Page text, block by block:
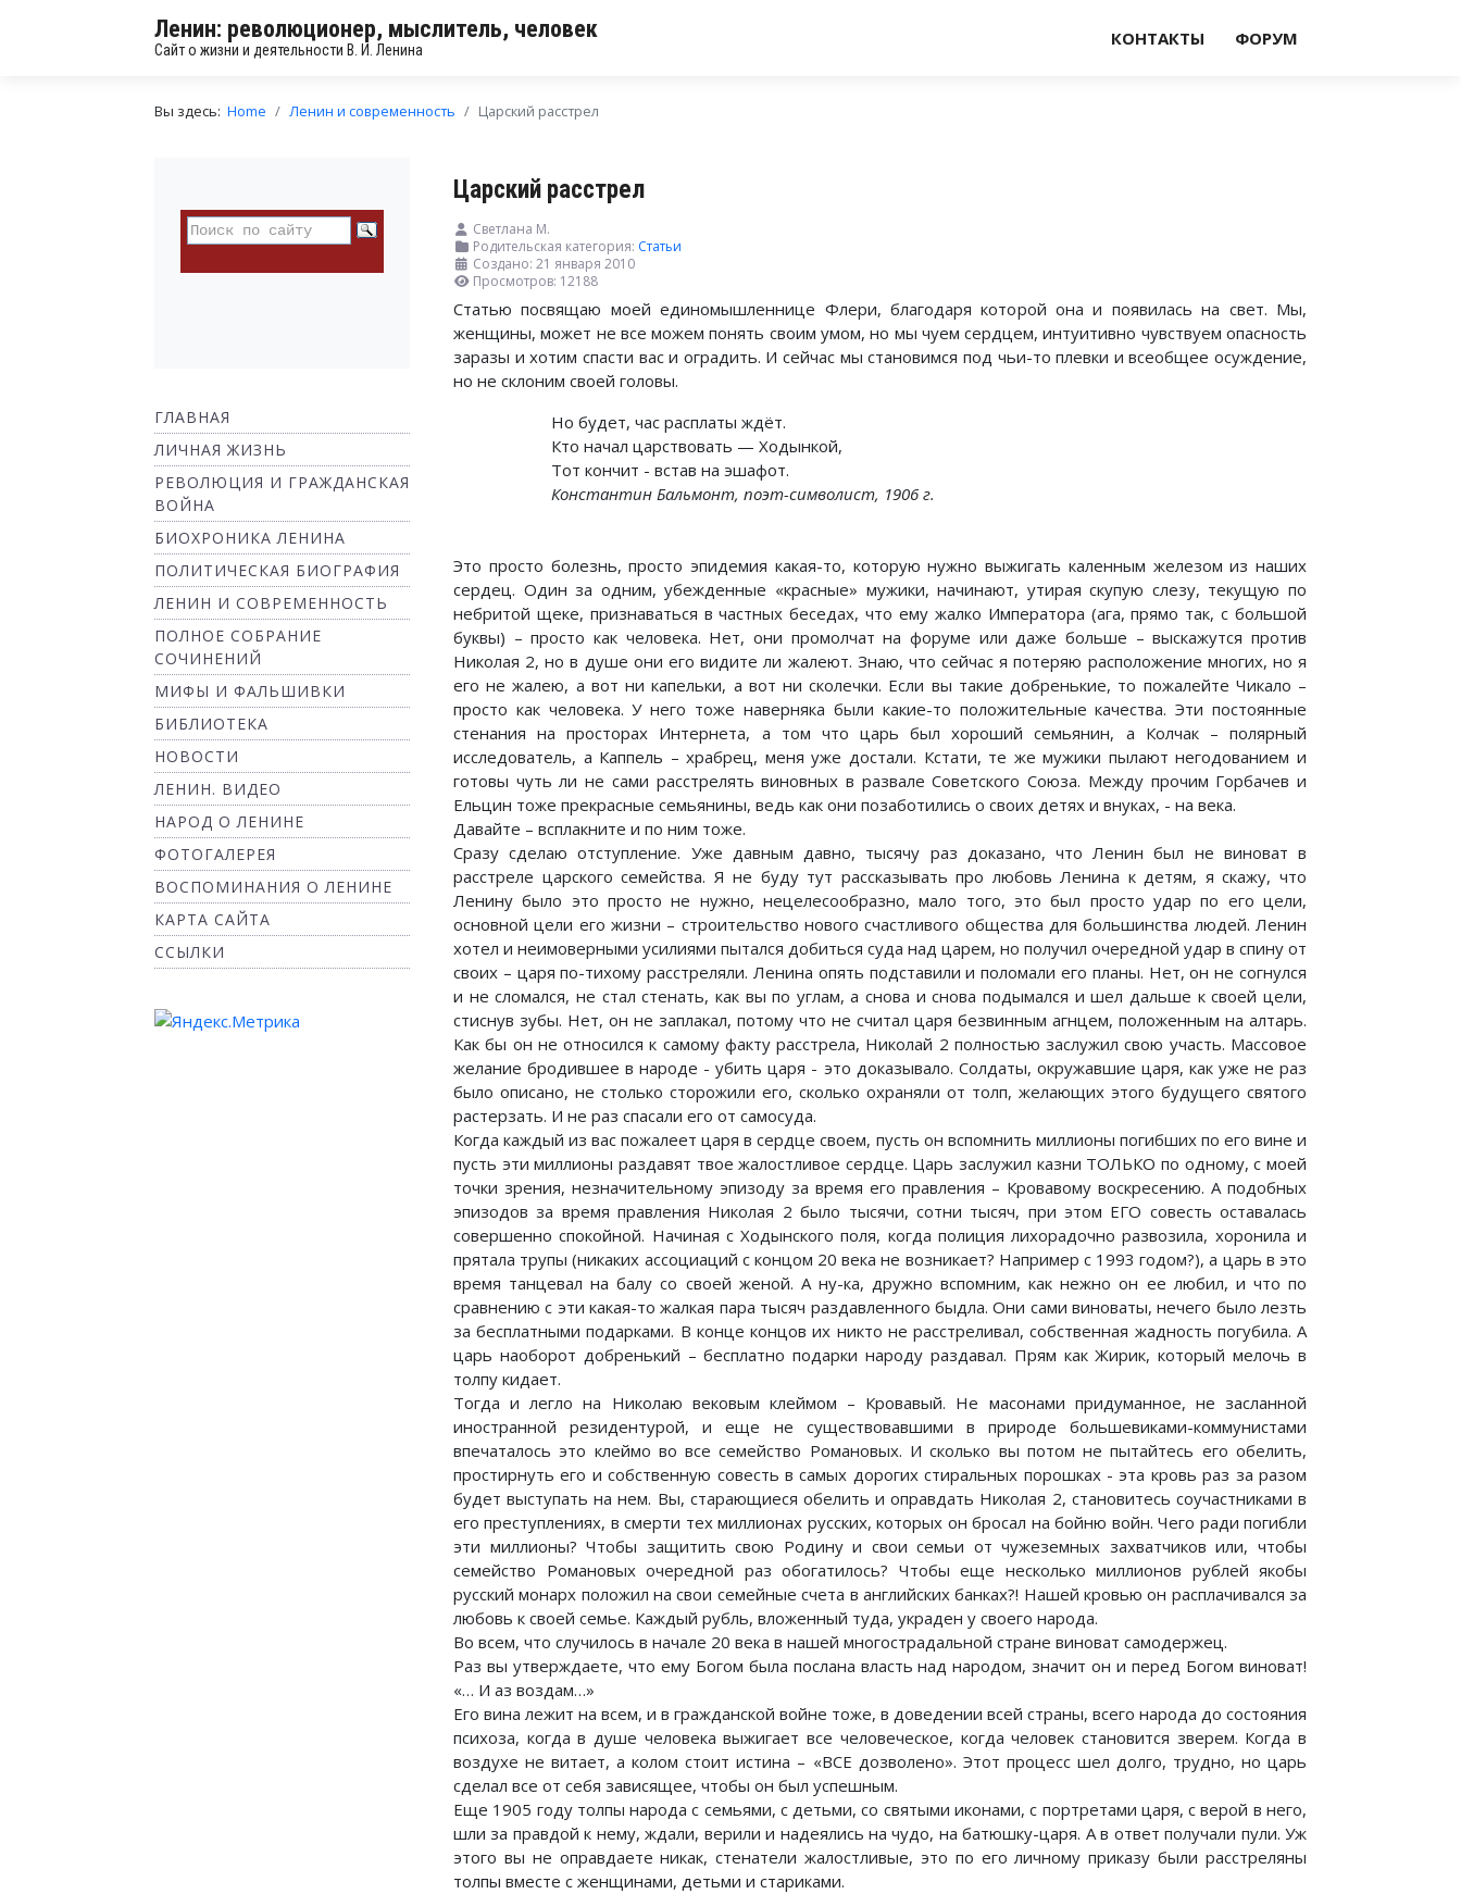
Ленин: революционер, мыслитель, человек
Сайт о жизни и деятельности В. И. Ленина
КОНТАКТЫ ФОРУМ
Вы здесь: Home Ленин и современность Царский расстрел
ГЛАВНАЯ
ЛИЧНАЯ ЖИЗНЬ
РЕВОЛЮЦИЯ И ГРАЖДАНСКАЯ
ВОЙНА
БИОХРОНИКА ЛЕНИНА
ПОЛИТИЧЕСКАЯ БИОГРАФИЯ
ЛЕНИН И СОВРЕМЕННОСТЬ
ПОЛНОЕ СОБРАНИЕ
СОЧИНЕНИЙ
МИФЫ И ФАЛЬШИВКИ
БИБЛИОТЕКА
НОВОСТИ
ЛЕНИН. ВИДЕО
НАРОД О ЛЕНИНЕ
ФОТОГАЛЕРЕЯ
ВОСПОМИНАНИЯ О ЛЕНИНЕ
КАРТА САЙТА
ССЫЛКИ
Царский расстрел
Светлана М.
Родительская категория: Статьи
Создано: 21 января 2010
Просмотров: 12188
Статью посвящаю моей единомышленнице Флери, благодаря которой она и появилась на свет. Мы,
женщины, может не все можем понять своим умом, но мы чуем сердцем, интуитивно чувствуем опасность
заразы и хотим спасти вас и оградить. И сейчас мы становимся под чьи-то плевки и всеобщее осуждение,
но не склоним своей головы.
Но будет, час расплаты ждёт.
Кто начал царствовать — Ходынкой,
Тот кончит - встав на эшафот.
Константин Бальмонт, поэт-символист, 1906 г.
Это просто болезнь, просто эпидемия какая-то, которую нужно выжигать каленным железом из наших
сердец. Один за одним, убежденные «красные» мужики, начинают, утирая скупую слезу, текущую по
небритой щеке, признаваться в частных беседах, что ему жалко Императора (ага, прямо так, с большой
буквы) – просто как человека. Нет, они промолчат на форуме или даже больше – выскажутся против
Николая 2, но в душе они его видите ли жалеют. Знаю, что сейчас я потеряю расположение многих, но я
его не жалею, а вот ни капельки, а вот ни сколечки. Если вы такие добренькие, то пожалейте Чикало –
просто как человека. У него тоже наверняка были какие-то положительные качества. Эти постоянные
стенания на просторах Интернета, а том что царь был хороший семьянин, а Колчак – полярный
исследователь, а Каппель – храбрец, меня уже достали. Кстати, те же мужики пылают негодованием и
готовы чуть ли не сами расстрелять виновных в развале Советского Союза. Между прочим Горбачев и
Ельцин тоже прекрасные семьянины, ведь как они позаботились о своих детях и внуках, - на века.
Давайте – всплакните и по ним тоже.
Сразу сделаю отступление. Уже давным давно, тысячу раз доказано, что Ленин был не виноват в
расстреле царского семейства. Я не буду тут рассказывать про любовь Ленина к детям, я скажу, что
Ленину было это просто не нужно, нецелесообразно, мало того, это был просто удар по его цели,
основной цели его жизни – строительство нового счастливого общества для большинства людей. Ленин
хотел и неимоверными усилиями пытался добиться суда над царем, но получил очередной удар в спину от
своих – царя по-тихому расстреляли. Ленина опять подставили и поломали его планы. Нет, он не согнулся
и не сломался, не стал стенать, как вы по углам, а снова и снова подымался и шел дальше к своей цели,
стиснув зубы. Нет, он не заплакал, потому что не считал царя безвинным агнцем, положенным на алтарь.
Как бы он не относился к самому факту расстрела, Николай 2 полностью заслужил свою участь. Массовое
желание бродившее в народе - убить царя - это доказывало. Солдаты, окружавшие царя, как уже не раз
было описано, не столько сторожили его, сколько охраняли от толп, желающих этого будущего святого
растерзать. И не раз спасали его от самосуда.
Когда каждый из вас пожалеет царя в сердце своем, пусть он вспомнить миллионы погибших по его вине и
пусть эти миллионы раздавят твое жалостливое сердце. Царь заслужил казни ТОЛЬКО по одному, с моей
точки зрения, незначительному эпизоду за время его правления – Кровавому воскресению. А подобных
эпизодов за время правления Николая 2 было тысячи, сотни тысяч, при этом ЕГО совесть оставалась
совершенно спокойной. Начиная с Ходынского поля, когда полиция лихорадочно развозила, хоронила и
прятала трупы (никаких ассоциаций с концом 20 века не возникает? Например с 1993 годом?), а царь в это
время танцевал на балу со своей женой. А ну-ка, дружно вспомним, как нежно он ее любил, и что по
сравнению с эти какая-то жалкая пара тысяч раздавленного быдла. Они сами виноваты, нечего было лезть
за бесплатными подарками. В конце концов их никто не расстреливал, собственная жадность погубила. А
царь наоборот добренький – бесплатно подарки народу раздавал. Прям как Жирик, который мелочь в
толпу кидает.
Тогда и легло на Николаю вековым клеймом – Кровавый. Не масонами придуманное, не засланной
иностранной резидентурой, и еще не существовавшими в природе большевиками-коммунистами
впечаталось это клеймо во все семейство Романовых. И сколько вы потом не пытайтесь его обелить,
простирнуть его и собственную совесть в самых дорогих стиральных порошках - эта кровь раз за разом
будет выступать на нем. Вы, старающиеся обелить и оправдать Николая 2, становитесь соучастниками в
его преступлениях, в смерти тех миллионах русских, которых он бросал на бойню войн. Чего ради погибли
эти миллионы? Чтобы защитить свою Родину и свои семьи от чужеземных захватчиков или, чтобы
семейство Романовых очередной раз обогатилось? Чтобы еще несколько миллионов рублей якобы
русский монарх положил на свои семейные счета в английских банках?! Нашей кровью он расплачивался за
любовь к своей семье. Каждый рубль, вложенный туда, украден у своего народа.
Во всем, что случилось в начале 20 века в нашей многострадальной стране виноват самодержец.
Раз вы утверждаете, что ему Богом была послана власть над народом, значит он и перед Богом виноват!
«… И аз воздам…»
Его вина лежит на всем, и в гражданской войне тоже, в доведении всей страны, всего народа до состояния
психоза, когда в душе человека выжигает все человеческое, когда человек становится зверем. Когда в
воздухе не витает, а колом стоит истина – «ВСЕ дозволено». Этот процесс шел долго, трудно, но царь
сделал все от себя зависящее, чтобы он был успешным.
Еще 1905 году толпы народа с семьями, с детьми, со святыми иконами, с портретами царя, с верой в него,
шли за правдой к нему, ждали, верили и надеялись на чудо, на батюшку-царя. А в ответ получали пули. Уж
этого вы не оправдаете никак, стенатели жалостливые, это по его личному приказу были расстреляны
толпы вместе с женщинами, детьми и стариками.